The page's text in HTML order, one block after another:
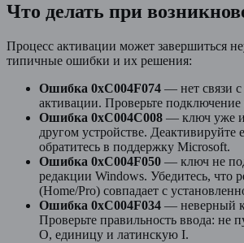
Что делать при
Процесс активации может завершиться
типичные ошибки и их решения:
Ошибка 0xC004F074 — нет связи с
активации. Проверьте подключение
Ошибка 0xC004C008 — ключ уже
другом устройстве. Деактивируйте
обратитесь в поддержку Microsoft.
Ошибка 0xC004F050 — ключ не
редакции Windows. Убедитесь, что
(Home/Pro) совпадает с
Ошибка 0xC004F034 — неверный
Проверьте правильность ввода: не
О, единицу и латинскую I.